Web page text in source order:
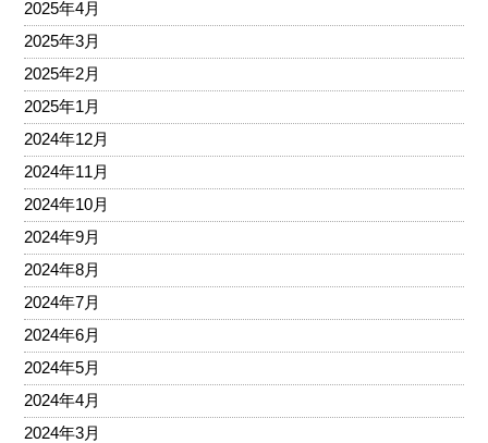
2025年4月
2025年3月
2025年2月
2025年1月
2024年12月
2024年11月
2024年10月
2024年9月
2024年8月
2024年7月
2024年6月
2024年5月
2024年4月
2024年3月